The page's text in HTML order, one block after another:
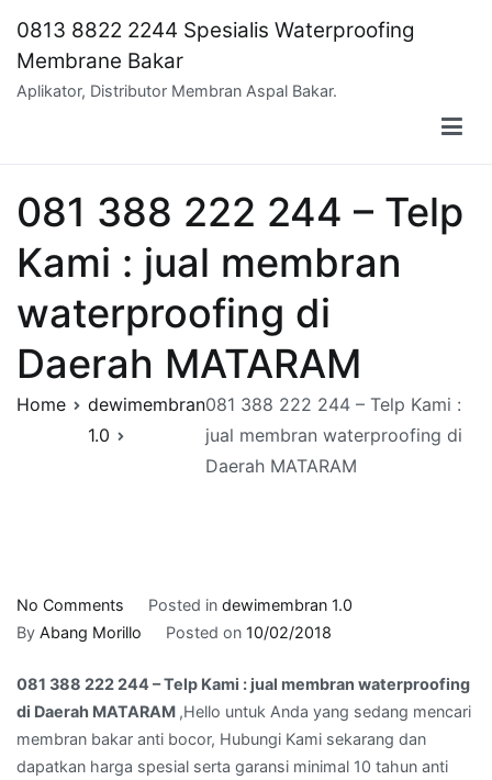
content
0813 8822 2244 Spesialis Waterproofing
Membrane Bakar
Aplikator, Distributor Membran Aspal Bakar.
081 388 222 244 – Telp
Kami : jual membran
waterproofing di
Daerah MATARAM
Home
dewimembran
1.0
081 388 222 244 – Telp Kami :
jual membran waterproofing di
Daerah MATARAM
No Comments
081
222
244
–
Telp
Posted in dewimembran 1.0
By Abang Morillo Posted on 10/02/2018
081 388 222 244 – Telp Kami : jual membran waterproofing
di Daerah MATARAM ,Hello untuk Anda yang sedang mencari
membran bakar anti bocor, Hubungi Kami sekarang dan
dapatkan harga spesial serta garansi minimal 10 tahun anti